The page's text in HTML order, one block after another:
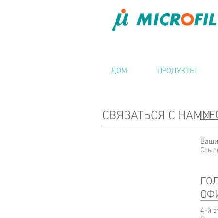
ДОМ ПРОДУКТЫ
СВЯЗАТЬСЯ С НАМИ
4-й